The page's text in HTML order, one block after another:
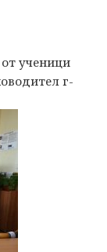
ученици
г-